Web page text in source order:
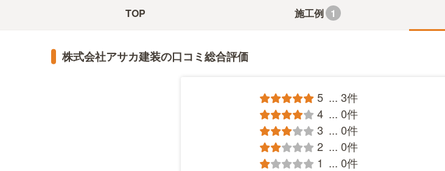
TOP 施工例 1
株式会社アサカ建装の口コミ総合評価
5 ... 3件
4 ... 0件
3 ... 0件
2 ... 0件
1 ... 0件